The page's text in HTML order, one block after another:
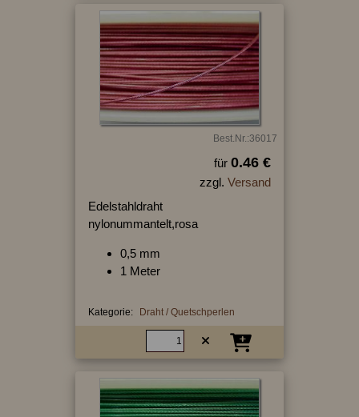
Best.Nr.:36017
für 0.46 €
zzgl. Versand
Edelstahldraht
nylonummantelt,rosa
0,5 mm
1 Meter
Kategorie: Draht / Quetschperlen